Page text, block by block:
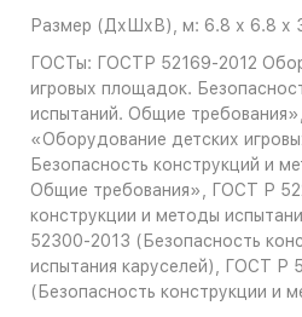
Размер (ДхШхВ), м: 6.8 х 6.8 х
ГОСТы: ГОСТР 52169-2012
игровых площадок.
испытаний. Общие
«Оборудование детских
Безопасность конструкций и
Общие требования», ГОСТ Р
конструкции и методы
52300-2013 (Безопасность
испытания каруселей), ГОСТ Р
(Безопасность конструкции и